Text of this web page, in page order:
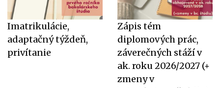
Imatrikulácie,
adaptačný týždeň,
privítanie
Zápis tém
diplomových prác,
záverečných stáží v
ak. roku 2026/2027 (+
zmeny v